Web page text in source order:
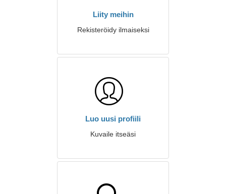
Liity meihin
Rekisteröidy ilmaiseksi
Luo uusi profiili
Kuvaile itseäsi